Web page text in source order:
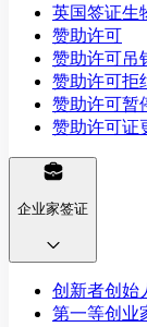
英国签证生
赞助许可
赞助许可吊
赞助许可拒
赞助许可暂
赞助许可证
企业家签证
创新者创始
第一等创业